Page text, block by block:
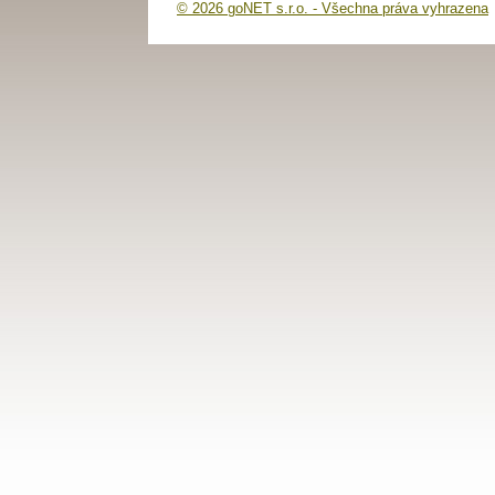
© 2026 goNET s.r.o. - Všechna práva vyhrazena